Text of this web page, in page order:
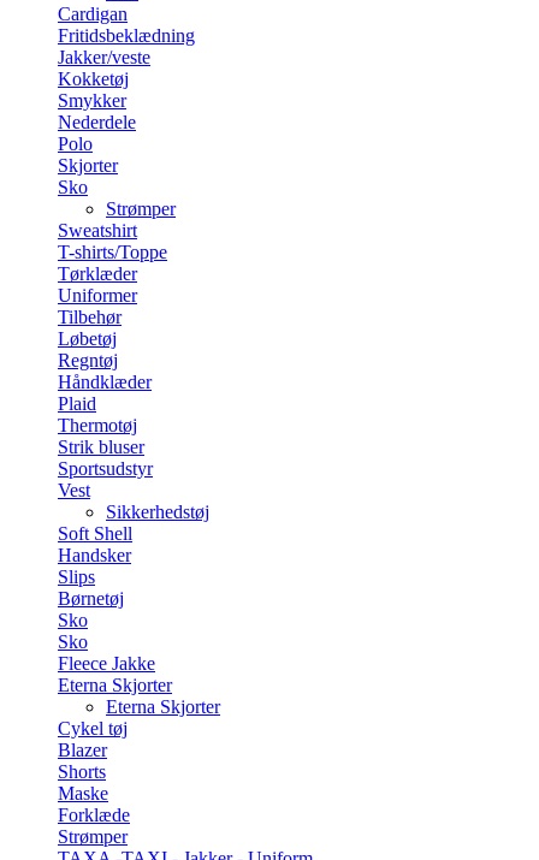
Cardigan
Fritidsbeklædning
Jakker/veste
Kokketøj
Smykker
Nederdele
Polo
Skjorter
Sko
Strømper
Sweatshirt
T-shirts/Toppe
Tørklæder
Uniformer
Tilbehør
Løbetøj
Regntøj
Håndklæder
Plaid
Thermotøj
Strik bluser
Sportsudstyr
Vest
Sikkerhedstøj
Soft Shell
Handsker
Slips
Børnetøj
Sko
Sko
Fleece Jakke
Eterna Skjorter
Eterna Skjorter
Cykel tøj
Blazer
Shorts
Maske
Forklæde
Strømper